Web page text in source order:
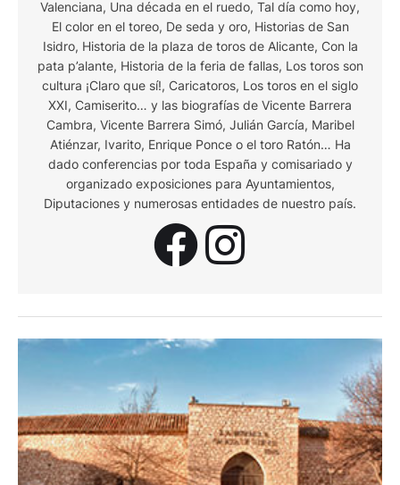
Valenciana, Una década en el ruedo, Tal día como hoy,
El color en el toreo, De seda y oro, Historias de San
Isidro, Historia de la plaza de toros de Alicante, Con la
pata p’alante, Historia de la feria de fallas, Los toros son
cultura ¡Claro que sí!, Caricatoros, Los toros en el siglo
XXI, Camiserito… y las biografías de Vicente Barrera
Cambra, Vicente Barrera Simó, Julián García, Maribel
Atiénzar, Ivarito, Enrique Ponce o el toro Ratón… Ha
dado conferencias por toda España y comisariado y
organizado exposiciones para Ayuntamientos,
Diputaciones y numerosas entidades de nuestro país.